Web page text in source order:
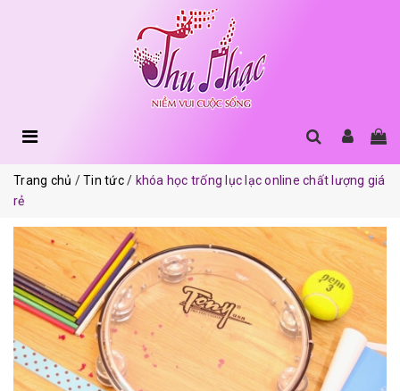
Trang chủ Tin tức
khóa học trống lục lạc online chất lượng giá
rẻ